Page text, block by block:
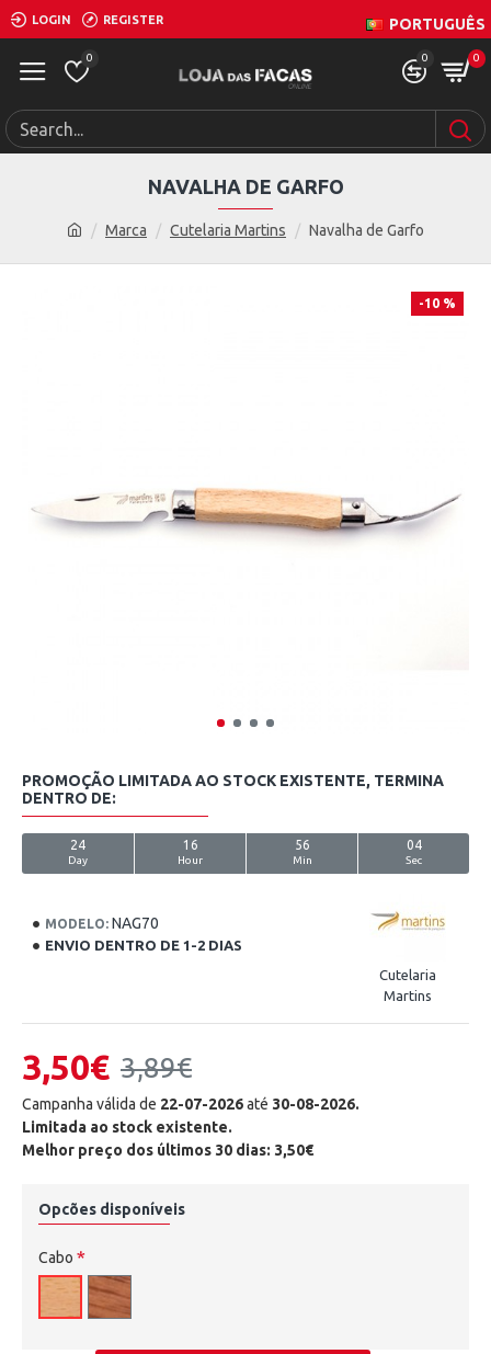
LOGIN REGISTER PORTUGUÊS
0 0 0
Marca Cutelaria Martins Navalha de Garfo
NAVALHA DE GARFO
-10 %
MODELO: NAG70
ENVIO DENTRO DE 1-2 DIAS
Cutelaria
Martins
PROMOÇÃO LIMITADA AO STOCK EXISTENTE, TERMINA
DENTRO DE:
24
Day
16
Hour
56
Min
03
Sec
3,50€ 3,89€
Campanha válida de 22-07-2026até 30-08-2026.
Limitada ao stock existente.
Melhor preço dos últimos 30 dias: 3,50€
Opcões disponíveis
Cabo